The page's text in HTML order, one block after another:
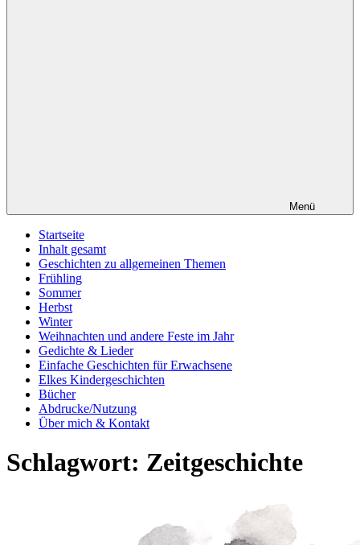
Menü
Startseite
Inhalt gesamt
Geschichten zu allgemeinen Themen
Frühling
Sommer
Herbst
Winter
Weihnachten und andere Feste im Jahr
Gedichte & Lieder
Einfache Geschichten für Erwachsene
Elkes Kindergeschichten
Bücher
Abdrucke/Nutzung
Über mich & Kontakt
Schlagwort: Zeitgeschichte